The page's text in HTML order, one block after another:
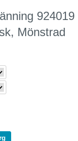
924019
Mönstrad